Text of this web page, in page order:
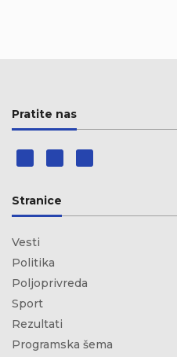
Pratite nas
Stranice
Vesti
Politika
Poljoprivreda
Sport
Rezultati
Programska šema